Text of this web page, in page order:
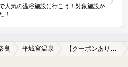
人気の温浴施設に行こう！対象施設が
！
良 平城宮温泉 【クーポンあり】食事が楽しめる平城宮温泉の温泉、日帰り温泉、スーパー銭湯おすすめ